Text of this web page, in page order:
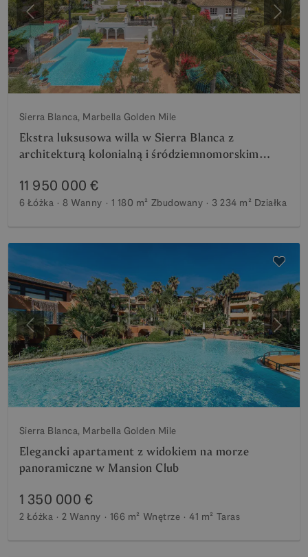
Poprzedni
Sierra Blanca, Marbella Golden Mile
Ekstra luksusowa willa w Sierra Blanca z
architekturą kolonialną i śródziemnomorskim
11 950 000 €
6 Łóżka 8 Wanny 1 180 m² Zbudowany 3 234 m² Działka
Poprzedni
Sierra Blanca, Marbella Golden Mile
Elegancki apartament z widokiem na morze
panoramiczne w Mansion Club
1 350 000 €
2 Łóżka 2 Wanny 166 m² Wnętrze 41 m² Taras